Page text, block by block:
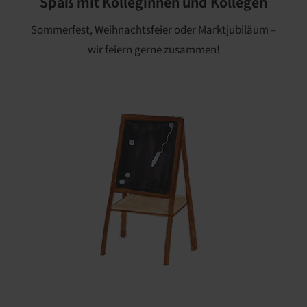
Sommerfest, Weihnachtsfeier oder Marktjubiläum –
wir feiern gerne zusammen!